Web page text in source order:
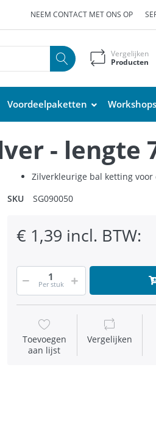
NEEM CONTACT MET ONS OP
Vergelijken
Producten
Voordeelpaketten Workshops
- lengte
Zilverkleurige bal ketting
SKU
SG090050
€ 1,39 incl. BTW:
Per stuk
Toevoegen
aan lijst
Vergelijken